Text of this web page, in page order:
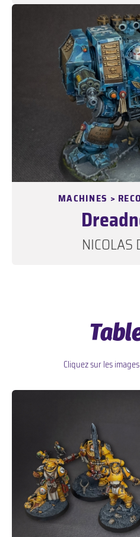
MACHINES >
NICOLAS
Cliquez sur les